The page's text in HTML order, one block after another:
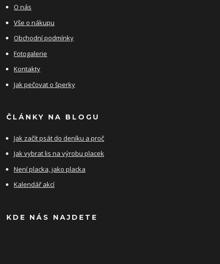
O nás
Vše o nákupu
Obchodní podmínky
Fotogalerie
Kontakty
Jak pečovat o šperky
ČLÁNKY NA BLOGU
Jak začít psát do deníku a proč
Jak vybrat lis na výrobu placek
Není placka, jako placka
Kalendář akcí
KDE NÁS NAJDETE